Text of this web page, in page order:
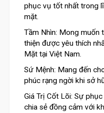
phục vụ tốt nhất trong
mặt.
Tầm Nhìn: Mong muốn
thiện được yêu thích
Mặt tại Việt Nam.
Sứ Mệnh: Mang đến
phúc rạng ngời khi sở
Giá Trị Cốt Lõi: Sự phục
chia sẻ đồng cảm với